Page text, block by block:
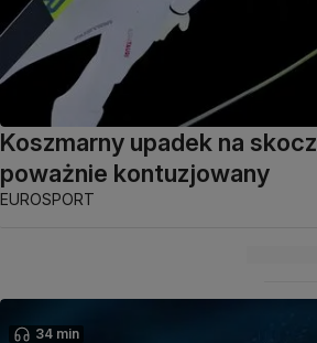
Koszmarny upadek na
poważnie kontuzjowany
EUROSPORT
34 min